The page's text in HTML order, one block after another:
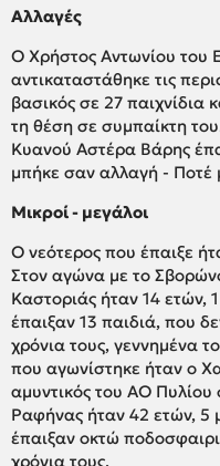
Αλλαγές
Ο Χρήστος Αντωνίου του
αντικαταστάθηκε τις
βασικός σε 27
τη θέση σε συμπαίκτη
Κυανού Αστέρα Βάρης
μπήκε σαν αλλαγή - Ποτέ
Μικροί - μεγάλοι
Ο νεότερος που έπαιξε
Στον αγώνα με το
Καστοριάς ήταν 14 ετών,
έπαιξαν 13 παιδιά, που
χρόνια τους, γεννημένα
που αγωνίστηκε ήταν ο
αμυντικός του ΑΟ
Ραφήνας ήταν 42 ετών, 5
έπαιξαν οκτώ
χρόνια τους.